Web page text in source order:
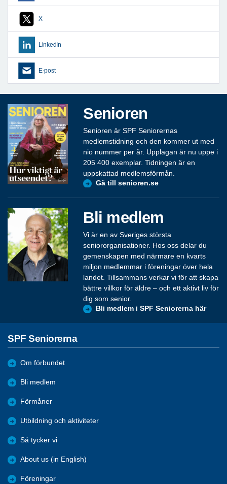
X
LinkedIn
E-post
Senioren
Senioren är SPF Seniorernas
medlemstidning och den kommer ut med
nio nummer per år. Upplagan är nu uppe i
205 400 exemplar. Tidningen är en
uppskattad medlemsförmån.
Gå till senioren.se
Bli medlem
Vi är en av Sveriges största
seniororganisationer. Hos oss delar du
gemenskapen med närmare en kvarts
miljon medlemmar i föreningar över hela
landet. Tillsammans verkar vi för att skapa
bättre villkor för äldre – och ett aktivt liv för
dig som senior.
Bli medlem i SPF Seniorerna här
SPF Seniorerna
Om förbundet
Bli medlem
Förmåner
Utbildning och aktiviteter
Så tycker vi
About us (in English)
Föreningar